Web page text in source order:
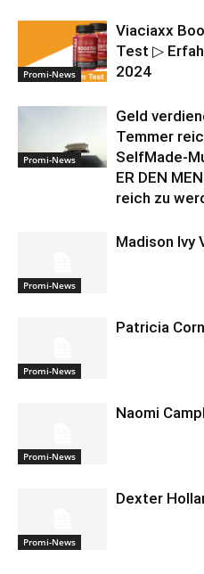
Promi-News
Viaciaxx
Test ▷
2024
Promi-News
Geld
Temmer
SelfMade-
ER DEN
reich zu
Promi-News
Madison Ivy
Promi-News
Patricia
Promi-News
Naomi
Promi-News
Dexter